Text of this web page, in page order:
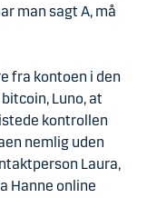
man sagt A, må
fra kontoen i den
Luno, at
kontrollen
nemlig uden
Laura,
Hanne online